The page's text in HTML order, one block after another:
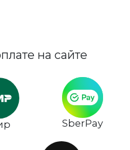
на сайте
SberPay